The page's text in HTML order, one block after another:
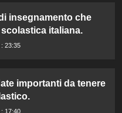
insegnamento che
italiana.
23:35
importanti da tenere
17:40